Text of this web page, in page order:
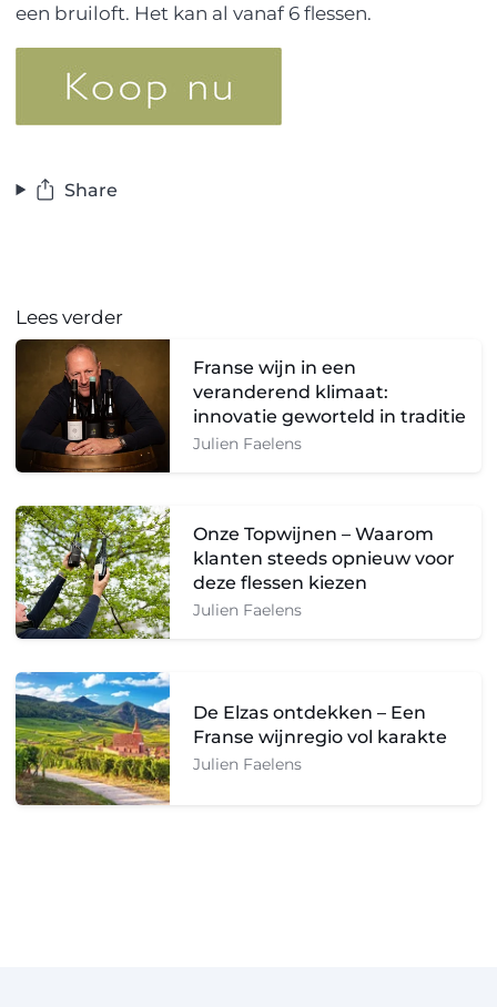
een bruiloft. Het kan al vanaf 6 flessen.
Share
Lees verder
Franse wijn in een
veranderend klimaat:
innovatie geworteld in traditie
Julien Faelens
Onze Topwijnen – Waarom
klanten steeds opnieuw voor
deze flessen kiezen
Julien Faelens
De Elzas ontdekken – Een
Franse wijnregio vol karakte
Julien Faelens